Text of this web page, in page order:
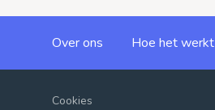
Over ons Hoe het werkt
Cookies